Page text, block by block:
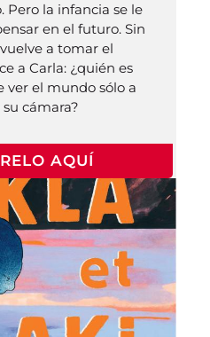
Pero la infancia se le
en el futuro. Sin
a tomar el
a Carla: ¿quién es
ver el mundo sólo a
cámara?
AQUÍ